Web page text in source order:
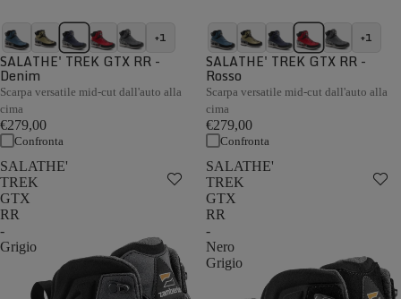
+1
SALATHE' TREK GTX RR -
Denim
Scarpa versatile mid-cut dall'auto alla
cima
€279,00
Confronta
+1
SALATHE' TREK GTX RR -
Rosso
Scarpa versatile mid-cut dall'auto alla
cima
€279,00
Confronta
SALATHE'
TREK
GTX
RR
-
Grigio
SALATHE'
TREK
GTX
RR
-
Nero
Grigio